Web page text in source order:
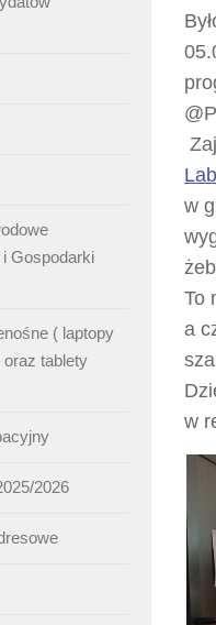
w
To
a
w
Gospodarki
( laptopy
oraz tablety
2026